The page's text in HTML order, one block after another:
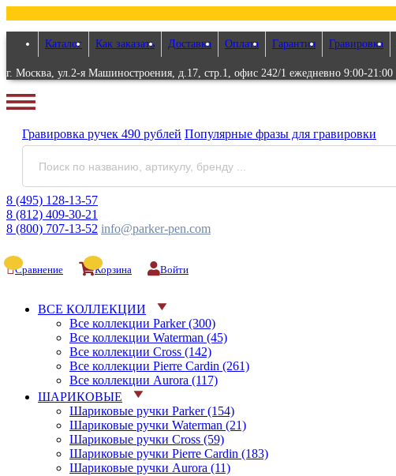
Каталог Как заказать Доставка Оплата Гарантия Гравировка
г. Москва, ул.2-я Машиностроения, д.17, стр.1, офис 242/1 ежедневно 9:00-21:00
Гравировка ручек 490 рублей Популярные фразы для гравировки
8 (495) 128-13-57
8 (812) 409-30-21
8 (800) 707-13-52 info@parker-pen.com
Сравнение Корзина Войти
ВСЕ КОЛЛЕКЦИИ
Все коллекции Parker (300)
Все коллекции Waterman (45)
Все коллекции Cross (142)
Все коллекции Pierre Cardin (261)
Все коллекции Aurora (117)
ШАРИКОВЫЕ
Шариковые ручки Parker (154)
Шариковые ручки Waterman (21)
Шариковые ручки Cross (59)
Шариковые ручки Pierre Cardin (183)
Шариковые ручки Aurora (11)